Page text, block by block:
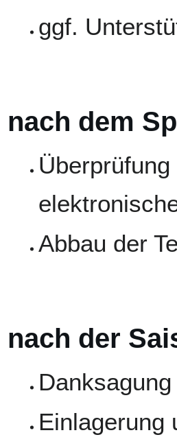
ggf.
nach dem
Abbau der
nach der
Einlagerung